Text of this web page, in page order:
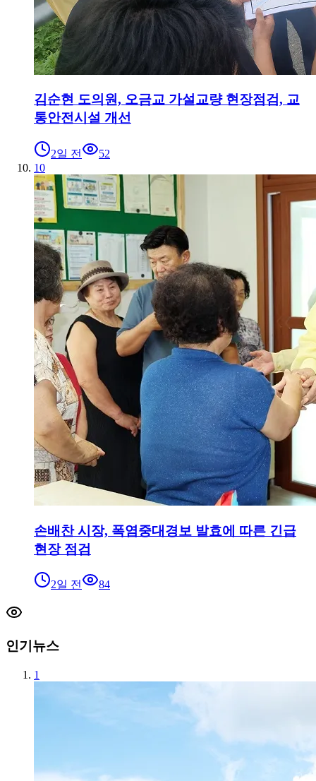
김순현 도의원, 오금교 가설교량 현장점검, 교
통안전시설 개선
2일 전
52
10
손배찬 시장, 폭염중대경보 발효에 따른 긴급
현장 점검
2일 전 84
인기뉴스
1